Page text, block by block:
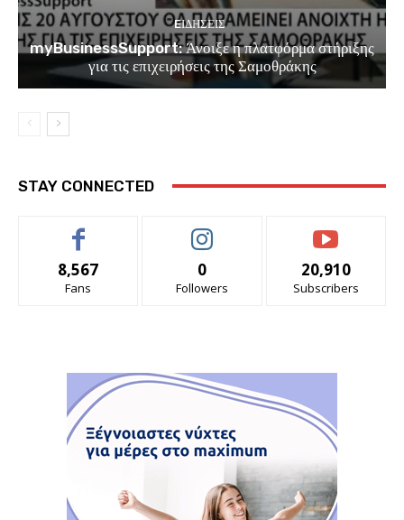
EΙΔΗΣΕΙΣ
myBusinessSupport: Άνοιξε η πλατφόρμα στήριξης
για τις επιχειρήσεις της Σαμοθράκης
STAY CONNECTED
8,567
Fans
0
Followers
20,910
Subscribers